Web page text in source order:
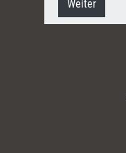
Weiter